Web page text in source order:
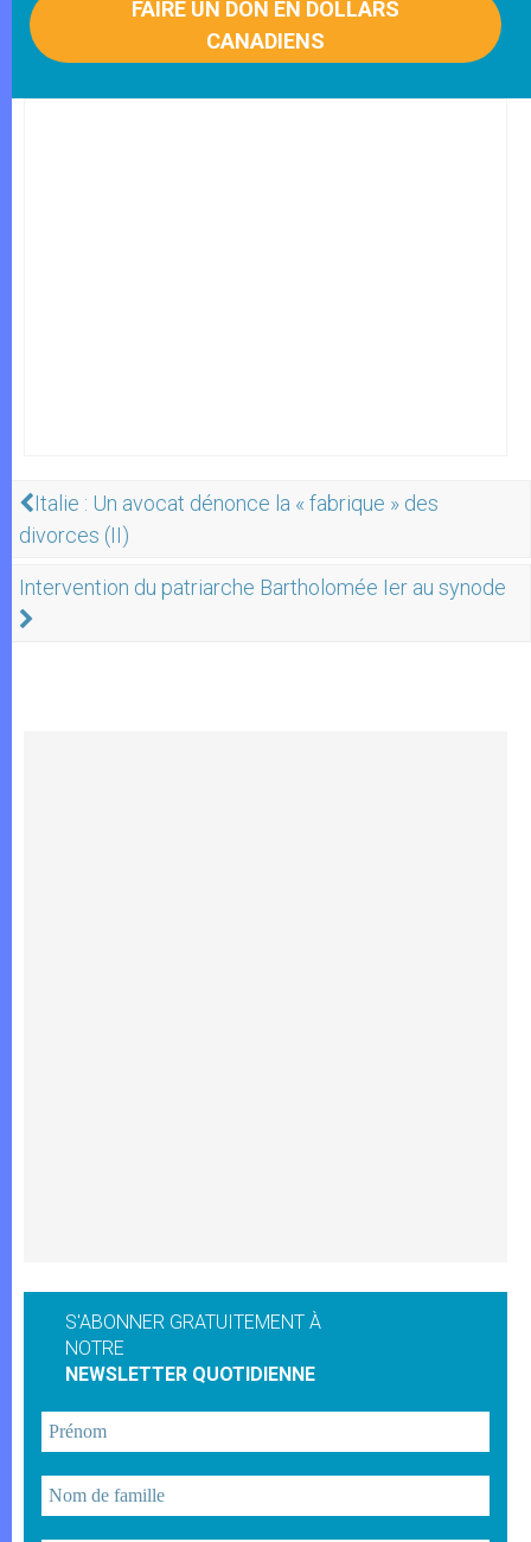
FAIRE UN DON EN DOLLARS
CANADIENS
Italie : Un avocat dénonce la « fabrique » des
divorces (II)
Intervention du patriarche Bartholomée Ier au synode
S'ABONNER GRATUITEMENT À
NOTRE
NEWSLETTER QUOTIDIENNE